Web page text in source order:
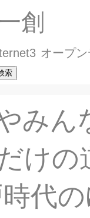
創
オープ
みん
けの
代